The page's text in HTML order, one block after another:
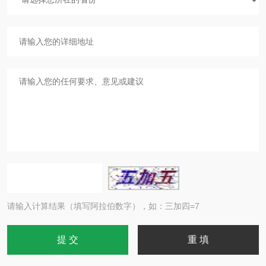
请输入计算结果（填写阿拉伯数字），如：三加四=7